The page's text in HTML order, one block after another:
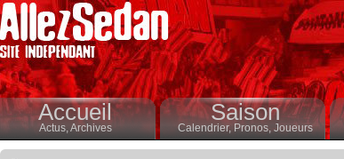
Accueil
Actus,Archives
Saison
Calendrier,Pronos, Joueurs